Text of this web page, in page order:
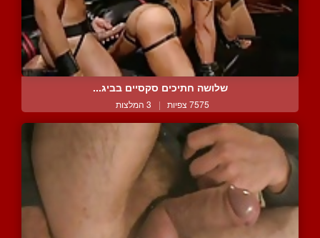
שלושה חתיכים סקסיים בביג...
7575 צפיות | 3 המלצות